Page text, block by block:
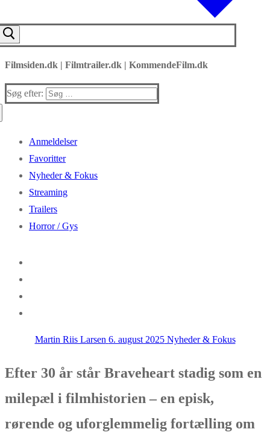
Filmsiden.dk | Filmtrailer.dk | KommendeFilm.dk
Søg efter:
Anmeldelser
Favoritter
Nyheder & Fokus
Streaming
Trailers
Horror / Gys
Martin Riis Larsen 6. august 2025Nyheder & Fokus
Efter 30 år står Braveheart stadig som en
milepæl i filmhistorien – en episk,
rørende og uforglemmelig fortælling om